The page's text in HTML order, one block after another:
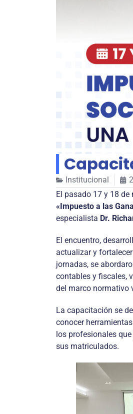
Institucional
El pasado 17 y 18
«Impuesto a las
especialista Dr.
El encuentro,
actualizar y
jornadas, se
contables y fiscales,
del marco normativo
La capacitación se
conocer
los profesionales
sus matriculados.